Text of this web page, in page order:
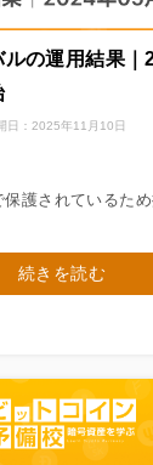
ルの運用結果
日： 2025年11月10日
護されているた
続きを読む